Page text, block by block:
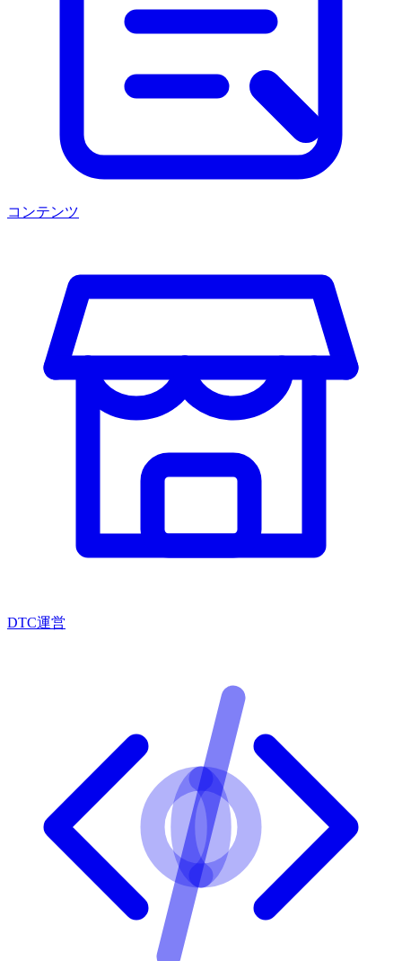
コンテンツ
DTC運営